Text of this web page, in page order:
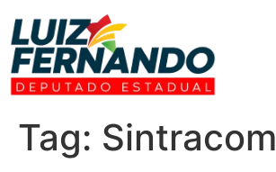
Tag: Sintracom